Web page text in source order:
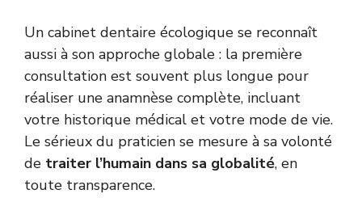
Un cabinet dentaire écologique se reconnaît
aussi à son approche globale : la première
consultation est souvent plus longue pour
réaliser une anamnèse complète, incluant
votre historique médical et votre mode de vie.
Le sérieux du praticien se mesure à sa volonté
de traiter l’humain dans sa globalité, en
toute transparence.